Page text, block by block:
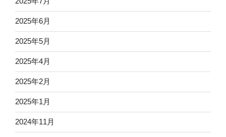
2025年6月
2025年5月
2025年4月
2025年2月
2025年1月
2024年11月